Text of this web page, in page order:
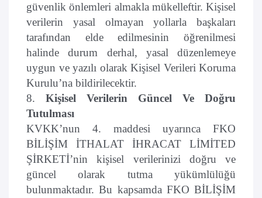
güvenlik önlemleri almakla mükelleftir. Kişisel
verilerin yasal olmayan yollarla başkaları
tarafından elde edilmesinin öğrenilmesi
halinde durum derhal, yasal düzenlemeye
uygun ve yazılı olarak Kişisel Verileri Koruma
Kurulu’na bildirilecektir.
8. Kişisel Verilerin Güncel Ve Doğru
Tutulması
KVKK’nun 4. maddesi uyarınca FKO
BİLİŞİM İTHALAT İHRACAT LİMİTED
ŞİRKETİ’nin kişisel verilerinizi doğru ve
güncel olarak tutma yükümlülüğü
bulunmaktadır. Bu kapsamda FKO BİLİŞİM